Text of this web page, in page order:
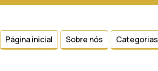
Página inicial Sobre nós Categorias